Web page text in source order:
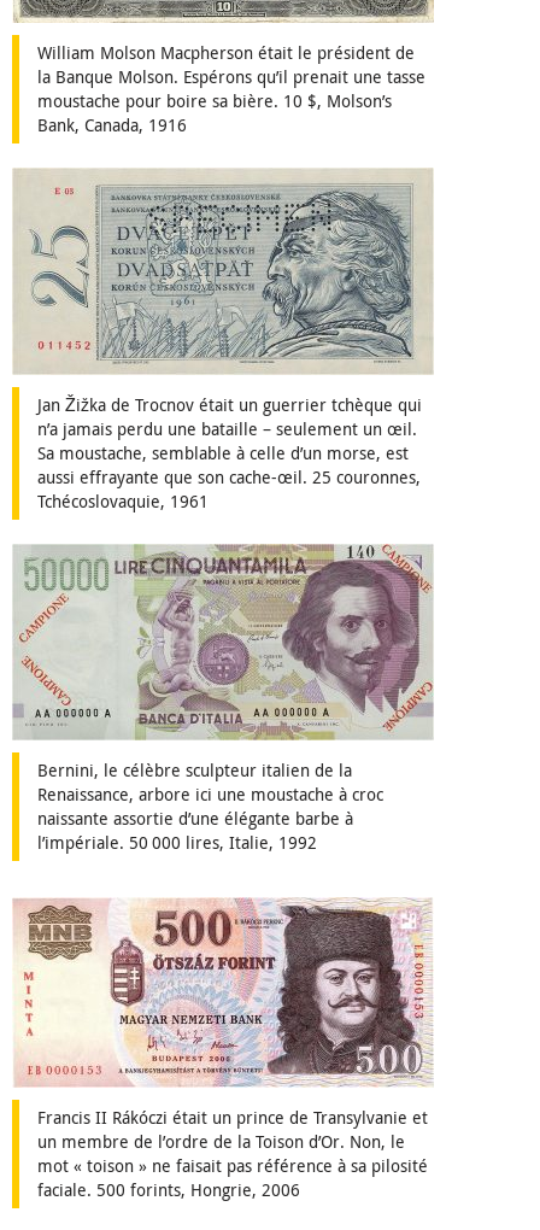
William Molson Macpherson était le président de
la Banque Molson. Espérons qu’il prenait une tasse
moustache pour boire sa bière. 10 $, Molson’s
Bank, Canada, 1916
Jan Žižka de Trocnov était un guerrier tchèque qui
n’a jamais perdu une bataille – seulement un œil.
Sa moustache, semblable à celle d’un morse, est
aussi effrayante que son cache-œil. 25 couronnes,
Tchécoslovaquie, 1961
Bernini, le célèbre sculpteur italien de la
Renaissance, arbore ici une moustache à croc
naissante assortie d’une élégante barbe à
l’impériale. 50 000 lires, Italie, 1992
Francis II Rákóczi était un prince de Transylvanie et
un membre de l’ordre de la Toison d’Or. Non, le
mot « toison » ne faisait pas référence à sa pilosité
faciale. 500 forints, Hongrie, 2006